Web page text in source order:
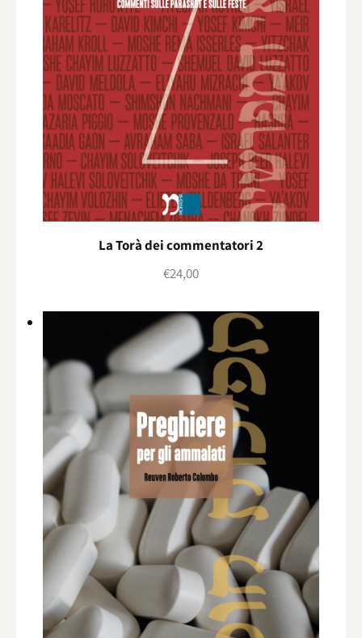
La Torà dei commentatori 2
€24,00